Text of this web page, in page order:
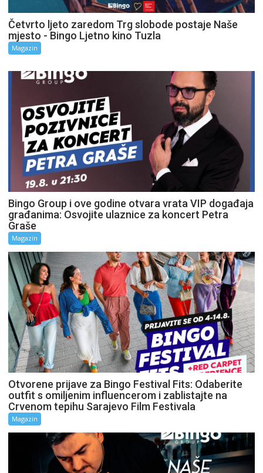
Četvrto ljeto zaredom Trg slobode postaje Naše
mjesto - Bingo Ljetno kino Tuzla
Magazin
Bingo Group i ove godine otvara vrata VIP događaja
građanima: Osvojite ulaznice za koncert Petra
Graše
Magazin
Otvorene prijave za Bingo Festival Fits: Odaberite
outfit s omiljenim influencerom i zablistajte na
Crvenom tepihu Sarajevo Film Festivala
Magazin